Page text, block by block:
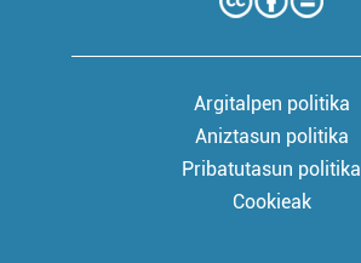
Argitalpen politika
Aniztasun politika
Pribatutasun politika
Cookieak